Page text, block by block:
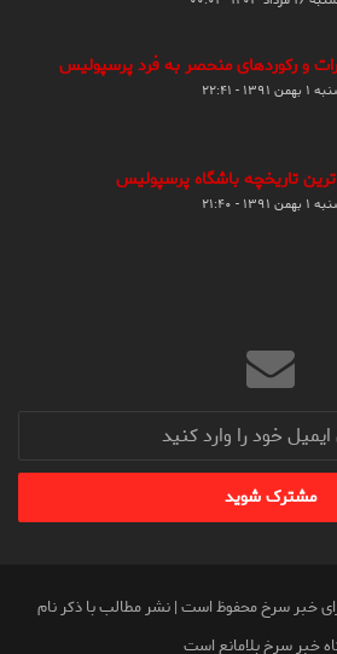
و رکوردهای منحصر به فرد پرسپولیس
۱۳۹۱ - ۲۲:۴۱
تاریخچه باشگاه پرسپولیس
۱۳۹۱ - ۲۱:۴۰
خبر سرخ محفوظ است | نشر مطالب با ذکر نام
خبر سرخ بلامانع است